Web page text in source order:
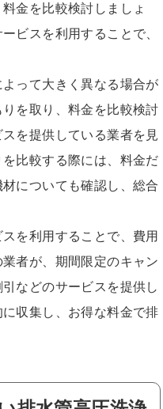
金を比較検討しましょ
ビスを利用することで、
って大きく異なる場合が
を取り、料金を比較検討
を提供している業者を見
比較する際には、料金だ
についても確認し、総合
を利用することで、費用
者が、期間限定のキャン
などのサービスを提供し
収集し、お得な料金で排